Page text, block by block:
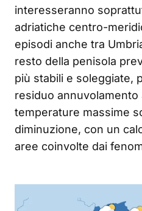
interesseranno
adriatiche centro-
episodi anche tra
resto della penisola
più stabili e soleggiate,
residuo annuvolamento
temperature massime
diminuzione, con un
aree coinvolte dai